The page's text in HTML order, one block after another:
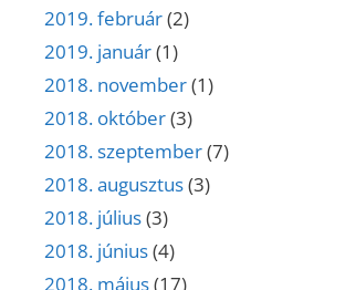
2019. február(2)
2019. január(1)
2018. november(1)
2018. október(3)
2018. szeptember(7)
2018. augusztus(3)
2018. július(3)
2018. június(4)
2018. május(17)